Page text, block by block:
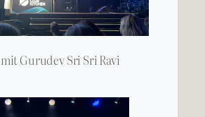
Gurudev Sri Sri Ravi